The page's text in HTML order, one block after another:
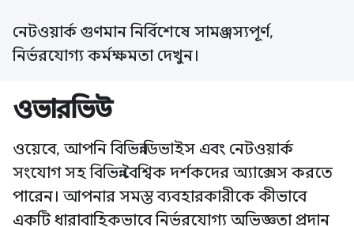
নেটওয়ার্ক গুণমান নির্বিশেষে সামঞ্জস্যপূর্ণ,
নির্ভরযোগ্য কর্মক্ষমতা দেখুন।
ওভারভিউ
ওয়েবে, আপনি বিভিন্ন ডিভাইস এবং নেটওয়ার্ক
সংযোগ সহ বিভিন্ন বৈশ্বিক দর্শকদের অ্যাক্সেস করতে
পারেন। আপনার সমস্ত ব্যবহারকারীকে কীভাবে
একটি ধারাবাহিকভাবে নির্ভরযোগ্য অভিজ্ঞতা প্রদান